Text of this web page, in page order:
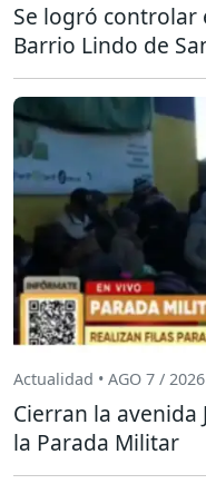
Se logró controlar
Barrio Lindo de
Actualidad • AGO 7 / 2026
Cierran la avenida
la Parada Militar